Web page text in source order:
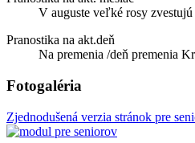
V auguste veľké rosy zvestujú
Pranostika na akt.deň
Na premenia /deň premenia
Fotogaléria
Zjednodušená verzia stránok pre